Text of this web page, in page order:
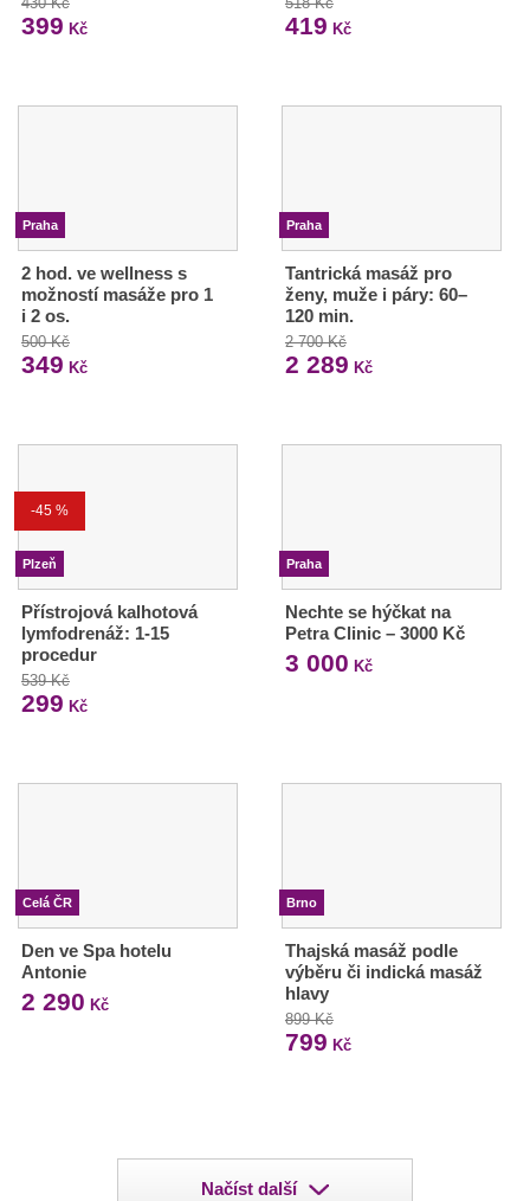
399 Kč 419 Kč
Praha
2 hod. ve wellness s
možností masáže pro 1
i 2 os.
500 Kč
349 Kč
Praha
Tantrická masáž pro
ženy, muže i páry: 60–
120 min.
2 700 Kč
2 289 Kč
-45 %
Plzeň
Přístrojová kalhotová
lymfodrenáž: 1-15
procedur
539 Kč
299 Kč
Praha
Nechte se hýčkat na
Petra Clinic – 3000 Kč
3 000 Kč
Celá ČR
Den ve Spa hotelu
Antonie
2 290 Kč
Brno
Thajská masáž podle
výběru či indická masáž
hlavy
899 Kč
799 Kč
Načíst další